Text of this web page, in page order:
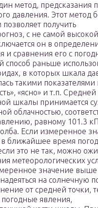
метод, предсказания
давления. Этот метод
получить
с не самой высокой
он в
и сравнения его с
раньше
в которых шкала
такими показателями
«ясно» и т.п. Средней
шкалы принимается
облачностью,
равному 101.3
Если измеренное
ближайшее время
это не так, можно
метеорологических
значение выше
на солнечную
от средней точки,
явления,